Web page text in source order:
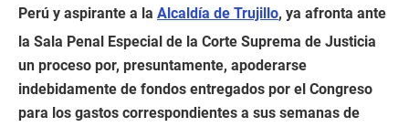
Perú y aspirante a la Alcaldía de Trujillo, ya afronta ante
la Sala Penal Especial de la Corte Suprema de Justicia
un proceso por, presuntamente, apoderarse
indebidamente de fondos entregados por el Congreso
para los gastos correspondientes a sus semanas de